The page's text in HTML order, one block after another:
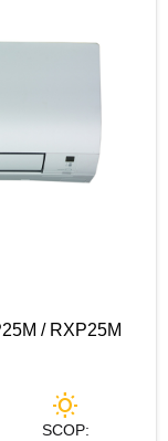
/ RXP25M
wb_sunny
SCOP: